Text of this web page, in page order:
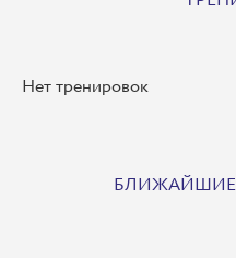
Нет тренировок
БЛИЖАЙШИЕ